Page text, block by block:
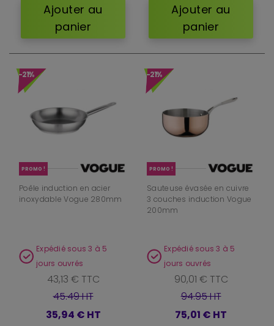
Ajouter au
panier
Ajouter au
panier
-21%
PROMO !
Poêle induction en acier
inoxydable Vogue 280mm
Expédié sous 3 à 5
jours ouvrés
43,13 € TTC
45.49 HT
35,94 € HT
-21%
PROMO !
Sauteuse évasée en cuivre
3 couches induction Vogue
200mm
Expédié sous 3 à 5
jours ouvrés
90,01 € TTC
94.95 HT
75,01 € HT